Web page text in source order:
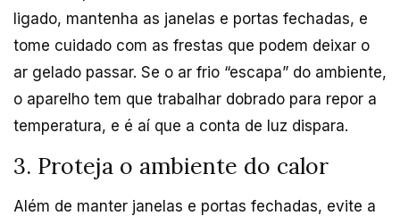
ligado, mantenha as janelas e portas fechadas, e
tome cuidado com as frestas que podem deixar o
ar gelado passar. Se o ar frio “escapa” do ambiente,
o aparelho tem que trabalhar dobrado para repor a
temperatura, e é aí que a conta de luz dispara.
3. Proteja o ambiente do calor
Além de manter janelas e portas fechadas, evite a